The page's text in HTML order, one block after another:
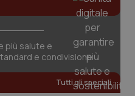
più salute e
e condivisione
Tutti gli speciali